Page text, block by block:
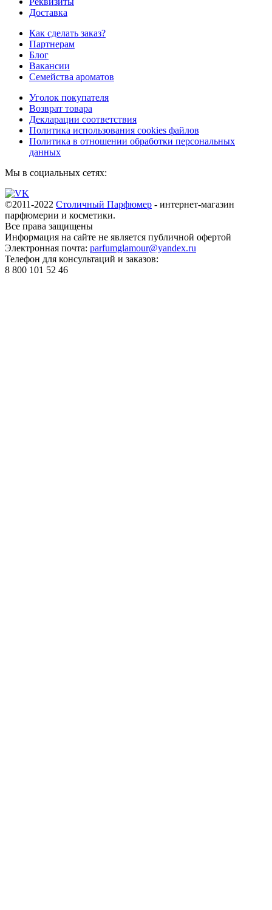
Доставка
Как сделать заказ?
Партнерам
Блог
Вакансии
Семейства ароматов
Уголок покупателя
Возврат товара
Декларации соответствия
Политика использования cookies файлов
Политика в отношении обработки персональных
данных
Мы в социальных сетях:
©2011-2022 Столичный Парфюмер - интернет-магазин
парфюмерии и косметики.
Все права защищены
Информация на сайте не является публичной офертой
Электронная почта: parfumglamour@yandex.ru
Телефон для консультаций и заказов:
8 800 101 52 46